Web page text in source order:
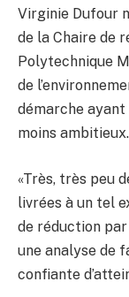
Virginie Dufour
de la Chaire de
Polytechnique
de
démarche
moins ambitieux.
«Très, très peu
livrées à un tel
de réduction
une analyse de
confiante